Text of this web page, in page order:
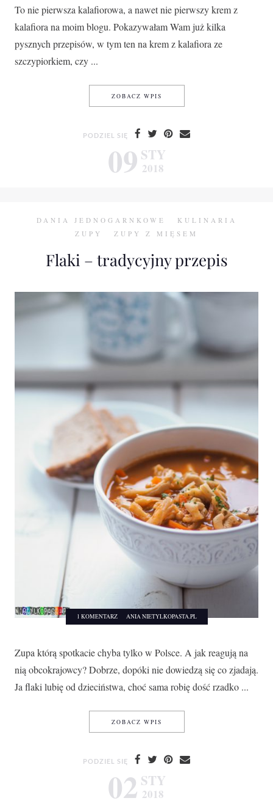
To nie pierwsza kalafiorowa, a nawet nie pierwszy krem z
kalafiora na moim blogu. Pokazywałam Wam już kilka
pysznych przepisów, w tym ten na krem z kalafiora ze
szczypiorkiem, czy ...
09 STY
2018
ZOBACZ WPIS
PODZIEL SIĘ
DANIA JEDNOGARNKOWE
KULINARIA
ZUPY
ZUPY Z MIĘSEM
Flaki – tradycyjny przepis
1 KOMENTARZ ANIA NIETYLKOPASTA.PL
Zupa którą spotkacie chyba tylko w Polsce. A jak reagują na
nią obcokrajowcy? Dobrze, dopóki nie dowiedzą się co zjadają.
Ja flaki lubię od dzieciństwa, choć sama robię dość rzadko ...
02 STY
2018
ZOBACZ WPIS
PODZIEL SIĘ